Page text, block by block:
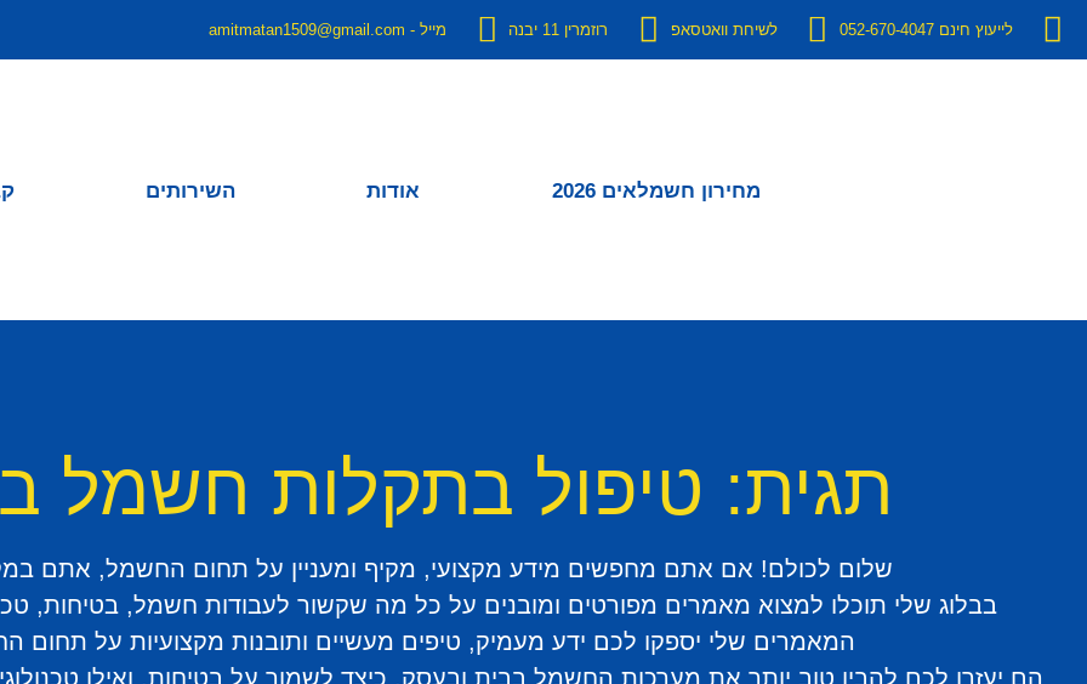
לייעוץ חינם 052-670-4047 לשיחת וואטסאפ רוזמרין 11 יבנה מייל - amitmatan1509@gmail.com
מחירון חשמלאים 2026 אודות השירותים
תגית: טיפול בתקלות חשמל
שלום לכולם! אם אתם מחפשים מידע מקצועי, מקיף ומעניין על תחום החשמל, אתם
בבלוג שלי תוכלו למצוא מאמרים מפורטים ומובנים על כל מה שקשור לעבודות חשמל, בטיחות,
המאמרים שלי יספקו לכם ידע מעמיק, טיפים מעשיים ותובנות מקצועיות על תחום
הם יעזרו לכם להבין טוב יותר את מערכות החשמל בבית ובעסק, כיצד לשמור על בטיחות, ואילו